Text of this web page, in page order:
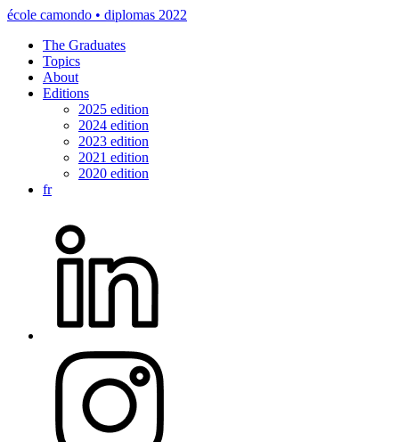
école camondo • diplomas 2022
The Graduates
Topics
About
Editions
2025 edition
2024 edition
2023 edition
2021 edition
2020 edition
fr